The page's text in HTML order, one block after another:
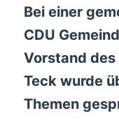
Bei einer
CDU
Vorstand des
Teck wurde
Themen